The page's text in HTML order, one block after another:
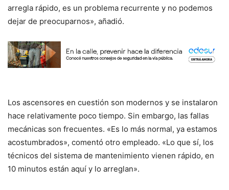
arregla rápido, es un problema recurrente y no podemos
dejar de preocuparnos», añadió.
Los ascensores en cuestión son modernos y se instalaron
hace relativamente poco tiempo. Sin embargo, las fallas
mecánicas son frecuentes. «Es lo más normal, ya estamos
acostumbrados», comentó otro empleado. «Lo que sí, los
técnicos del sistema de mantenimiento vienen rápido, en
10 minutos están aquí y lo arreglan».